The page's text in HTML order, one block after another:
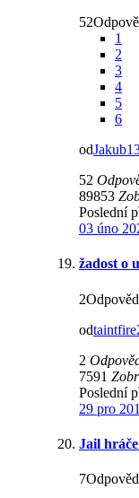
1
2
3
4
5
6
od
52
89853
Poslední
03 úno
žadost o
od
2
7591
Poslední
29 pro
Jail